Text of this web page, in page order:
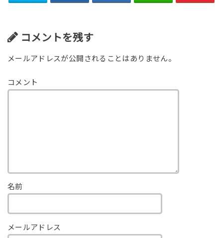
コメントを残す
メールアドレスが公開されることはありません。
コメント
名前
メールアドレス